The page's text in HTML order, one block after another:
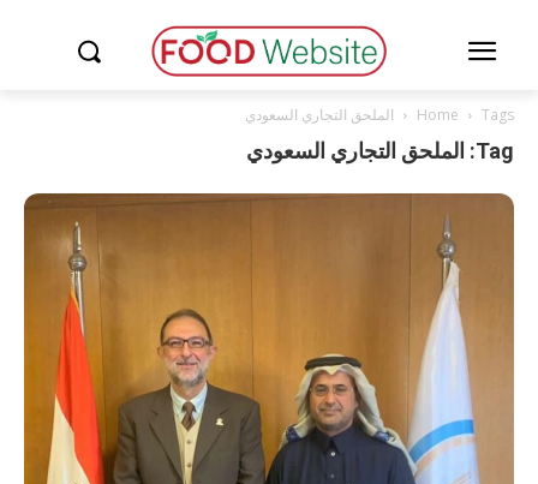
Home Tags الملحق التجاري السعودي
Tag: الملحق التجاري السعودي